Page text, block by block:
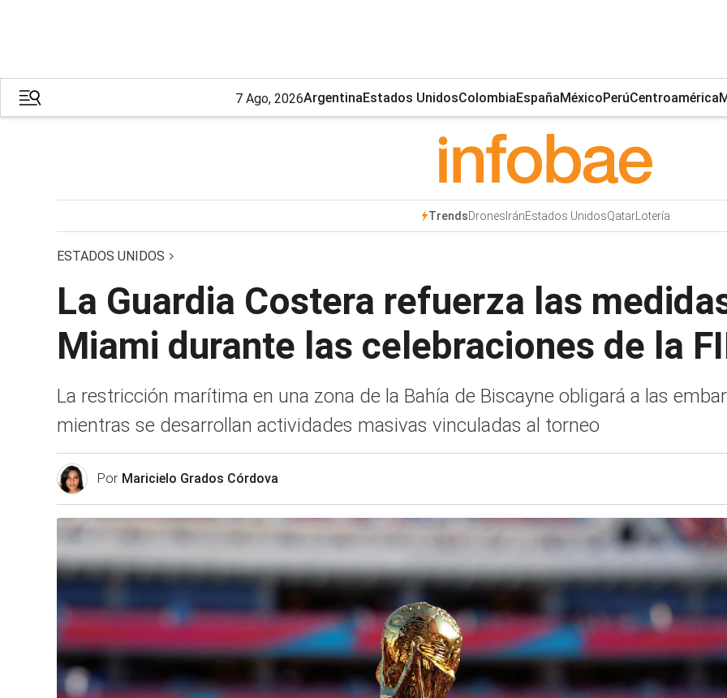
7 Ago, 2026ArgentinaEstados UnidosColombiaEspañaMéxicoPerúCentroamérica
TrendsDronesIránEstados UnidosQatarLotería
ESTADOS UNIDOS
La Guardia Costera refuerza las
Miami durante las celebraciones de la
La restricción marítima en una zona de la Bahía de Biscayne obligará a las
mientras se desarrollan actividades masivas vinculadas al torneo
Por Maricielo Grados Córdova